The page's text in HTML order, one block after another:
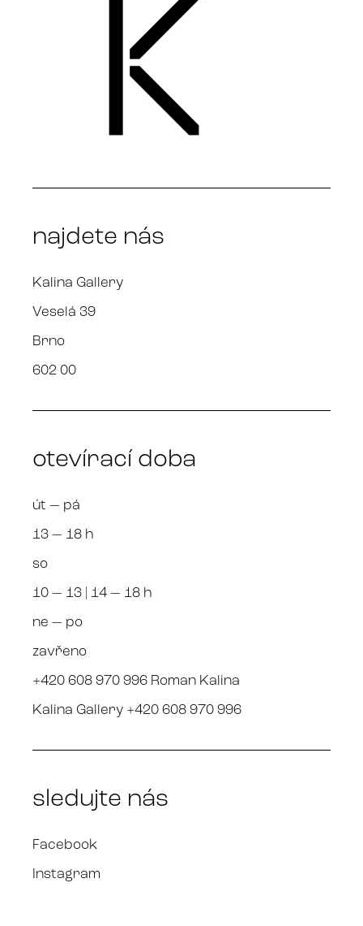
najdete nás
Kalina Gallery
Veselá 39
Brno
602 00
otevírací doba
út — pá
13 — 18 h
so
10 — 13 | 14 — 18 h
ne — po
zavřeno
+420 608 970 996 Roman Kalina
Kalina Gallery +420 608 970 996
sledujte nás
Facebook
Instagram